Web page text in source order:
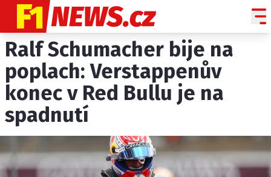
NOVINKY
GRAND PRIX
PADDOCK LINE
PROFILY JEZDCŮ
PROFILY TÝMŮ
Ralf Schumacher bije na
poplach: Verstappenův
konec v Red Bullu je na
spadnutí